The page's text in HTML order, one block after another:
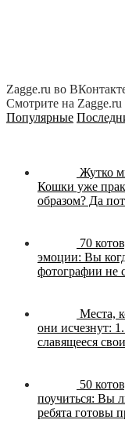
Zagge.ru во
Смотрите на Zagge.ru
Популярные
Жутко
Кошки уже
образом? Да
70
эмоции: Вы
фотографии не
Места,
они исчезнут:
славящееся
50
поучиться: Вы
ребята готовы